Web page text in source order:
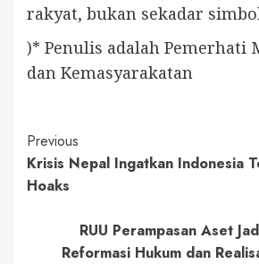
rakyat, bukan sekadar
)* Penulis adalah Pemerhati
dan Kemasyarakatan
Continue
Reading
Previous
Krisis Nepal Ingatkan Indonesia
Hoaks
RUU Perampasan Aset
Reformasi Hukum dan